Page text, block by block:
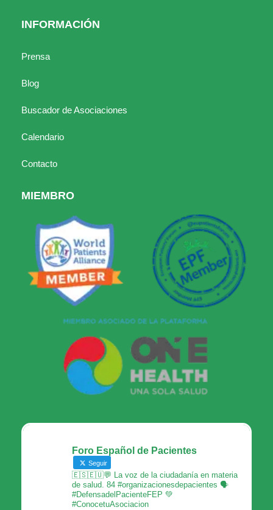
INFORMACIÓN
Prensa
Blog
Buscador de Asociaciones
Calendario
Contacto
MIEMBRO
Foro Español de Pacientes
Seguir
🇪🇸🇪🇺💬 La voz de la ciudadanía en materia
de salud. 84 #organizacionesdepacientes 🗣
#DefensadelPacienteFEP 💚
#ConocetuAsociacion